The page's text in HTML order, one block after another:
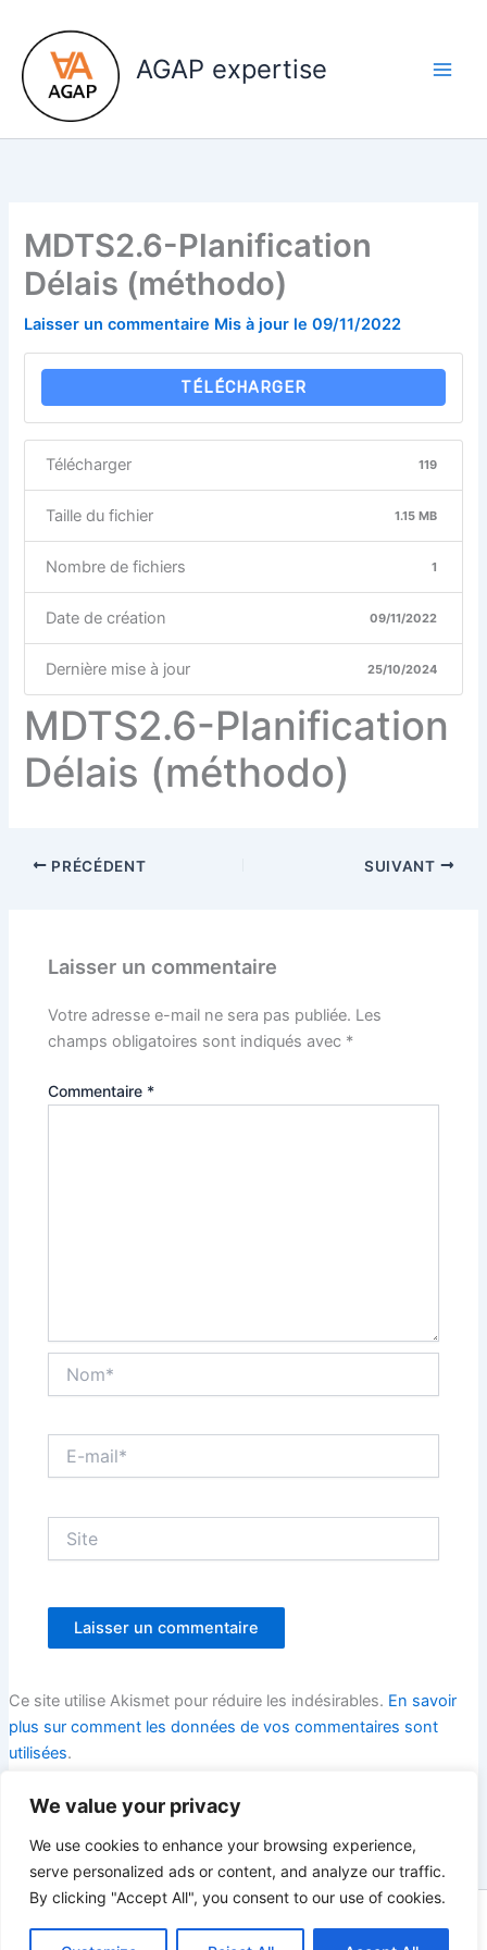
We value your privacy
We use cookies to enhance your browsing experience,
serve personalized ads or content, and analyze our traffic.
By clicking "Accept All", you consent to our use of cookies.
contenu
AGAP expertise
MDTS2.6-Planification
Délais (méthodo)
Laisser un commentaire Mis à jour le09/11/2022
TÉLÉCHARGER
Télécharger 119
Taille du fichier 1.15 MB
Nombre de fichiers 1
Date de création 09/11/2022
Dernière mise à jour 25/10/2024
MDTS2.6-Planification
Délais (méthodo)
PRÉCÉDENT SUIVANT
Laisser un commentaire
Votre adresse e-mail ne sera pas publiée. Les
champs obligatoires sont indiqués avec *
Commentaire *
mail*
Ce site utilise Akismet pour réduire les indésirables. En savoir
plus sur comment les données de vos commentaires sont
utilisées.
Copyright © 2026 AGAP expertise | Propulsé parThème